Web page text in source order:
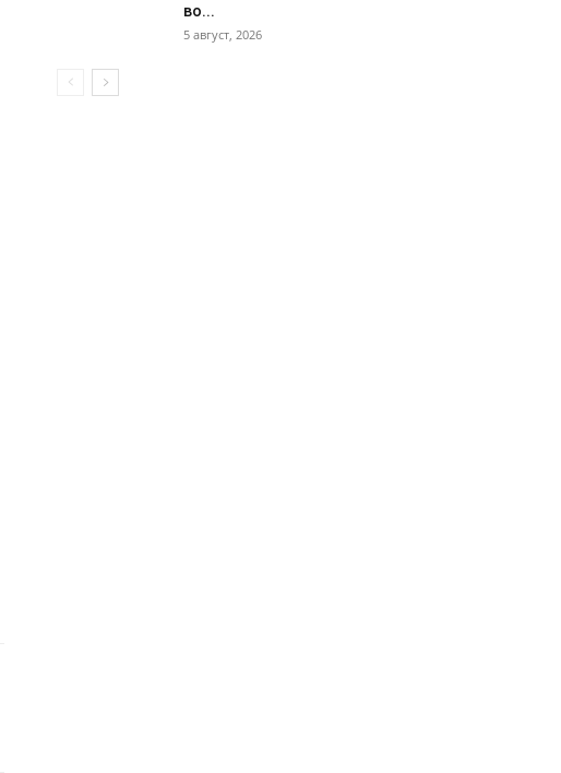
во...
5 август, 2026